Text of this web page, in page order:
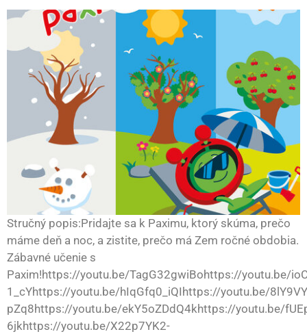
Stručný popis:Pridajte sa k Paximu, ktorý skúma, prečo
máme deň a noc, a zistite, prečo má Zem ročné obdobia.
Zábavné učenie s
Paxim!https://youtu.be/TagG32gwiBohttps://youtu.be/
1_cYhttps://youtu.be/hIqGfq0_iQIhttps://youtu.be/
pZq8https://youtu.be/ekY5oZDdQ4khttps://youtu.be/
6jkhttps://youtu.be/X22p7YK2-